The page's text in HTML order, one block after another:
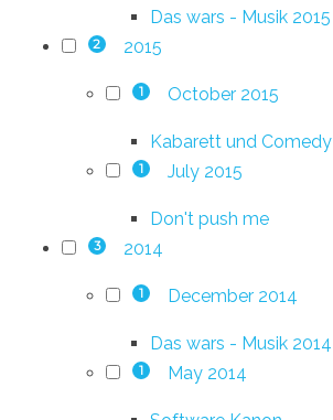
Das wars - Musik 2015
2 2015
1 October 2015
Kabarett und Comedy
1 July 2015
Don't push me
3 2014
1 December 2014
Das wars - Musik 2014
1 May 2014